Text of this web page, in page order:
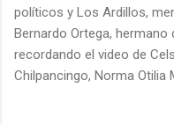
políticos y Los Ardillos,
Bernardo Ortega, hermano
recordando el video de
Chilpancingo, Norma Otilia